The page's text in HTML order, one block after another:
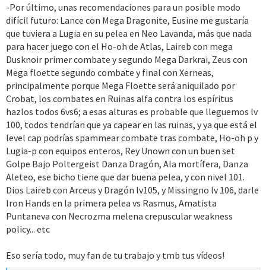
-Por último, unas recomendaciones para un posible modo
difícil futuro: Lance con Mega Dragonite, Eusine me gustaría
que tuviera a Lugia en su pelea en Neo Lavanda, más que nada
para hacer juego con el Ho-oh de Atlas, Laireb con mega
Dusknoir primer combate y segundo Mega Darkrai, Zeus con
Mega floette segundo combate y final con Xerneas,
principalmente porque Mega Floette será aniquilado por
Crobat, los combates en Ruinas alfa contra los espíritus
hazlos todos 6vs6; a esas alturas es probable que lleguemos lv
100, todos tendrían que ya capear en las ruinas, y ya que está el
level cap podrías spammear combate tras combate, Ho-oh p y
Lugia-p con equipos enteros, Rey Unown con un buen set
Golpe Bajo Poltergeist Danza Dragón, Ala mortífera, Danza
Aleteo, ese bicho tiene que dar buena pelea, y con nivel 101.
Dios Laireb con Arceus y Dragón lv105, y Missingno lv 106, darle
Iron Hands en la primera pelea vs Rasmus, Amatista
Puntaneva con Necrozma melena crepuscular weakness
policy... etc
Eso sería todo, muy fan de tu trabajo y tmb tus vídeos!